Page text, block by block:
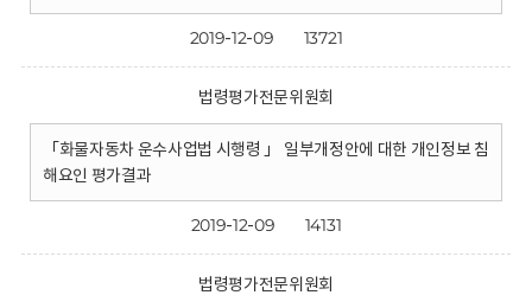
2019-12-09 13721
법령평가전문위원회
「화물자동차 운수사업법 시행령 」 일부개정안에 대한 개인정보 침
해요인 평가결과
2019-12-09 14131
법령평가전문위원회